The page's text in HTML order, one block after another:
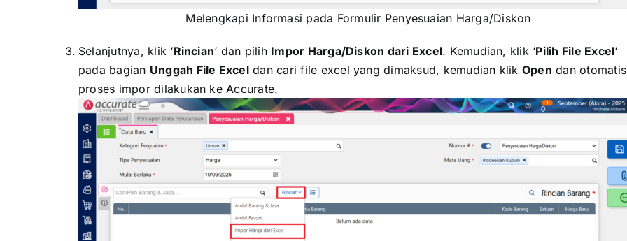
Melengkapi Informasi pada Formulir Penyesuaian Harga/Diskon
Selanjutnya, klik ‘Rincian‘ dan pilih Impor Harga/Diskon dari Excel. Kemudian, klik ‘Pilih File Excel‘
pada bagian Unggah File Exceldan cari file excel yang dimaksud, kemudian klik Open dan otomatis
proses impor dilakukan ke Accurate.